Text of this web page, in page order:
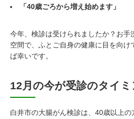
「40歳ごろから増え始めます」
今年、検診は受けられましたか？お手
空間で、ふとご自身の健康に目を向け
ば幸いです。
12月の今が受診のタイ
白井市の大腸がん検診は、40歳以上